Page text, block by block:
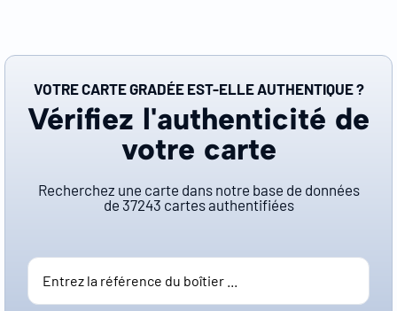
VOTRE CARTE GRADÉE EST-ELLE AUTHENTIQUE ?
Vérifiez l'authenticité de
votre carte
Recherchez une carte dans notre base de données
de 37243 cartes authentifiées